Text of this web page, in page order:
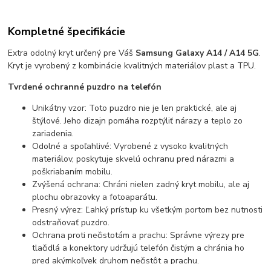
Kompletné špecifikácie
Extra odolný kryt určený pre Váš Samsung Galaxy A14 / A14 5G.
Kryt je vyrobený z kombinácie kvalitných materiálov plast a TPU.
Tvrdené ochranné puzdro na telefón
Unikátny vzor: Toto puzdro nie je len praktické, ale aj
štýlové. Jeho dizajn pomáha rozptýliť nárazy a teplo zo
zariadenia.
Odolné a spoľahlivé: Vyrobené z vysoko kvalitných
materiálov, poskytuje skvelú ochranu pred nárazmi a
poškriabaním mobilu.
Zvýšená ochrana: Chráni nielen zadný kryt mobilu, ale aj
plochu obrazovky a fotoaparátu.
Presný výrez: Ľahký prístup ku všetkým portom bez nutnosti
odstraňovať puzdro.
Ochrana proti nečistotám a prachu: Správne výrezy pre
tlačidlá a konektory udržujú telefón čistým a chránia ho
pred akýmkoľvek druhom nečistôt a prachu.